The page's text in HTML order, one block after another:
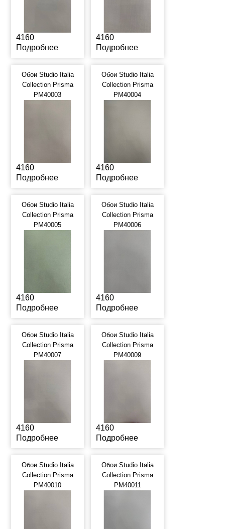
4160
Подробнее
4160
Подробнее
Обои Studio Italia
Collection Prisma
PM40003
4160
Подробнее
Обои Studio Italia
Collection Prisma
PM40004
4160
Подробнее
Обои Studio Italia
Collection Prisma
PM40005
4160
Подробнее
Обои Studio Italia
Collection Prisma
PM40006
4160
Подробнее
Обои Studio Italia
Collection Prisma
PM40007
4160
Подробнее
Обои Studio Italia
Collection Prisma
PM40009
4160
Подробнее
Обои Studio Italia
Collection Prisma
PM40010
Обои Studio Italia
Collection Prisma
PM40011